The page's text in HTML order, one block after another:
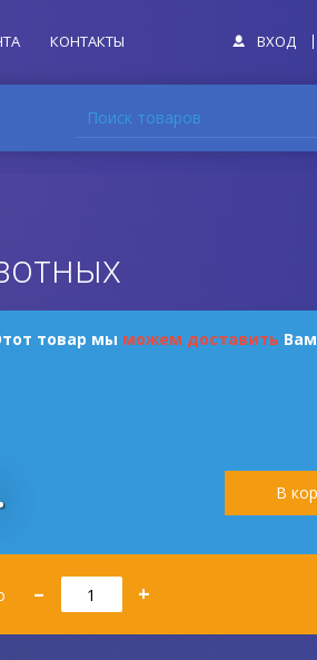
КОНТАКТЫ ВХОД
Поиск товаров
товар мы можем доставить Вам
Количество
– +